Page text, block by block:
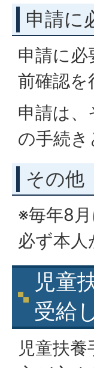
申請に
申請に
前確認を
申請は
の手続き
その他
※毎年8
必ず本人
児童
受給
児童扶